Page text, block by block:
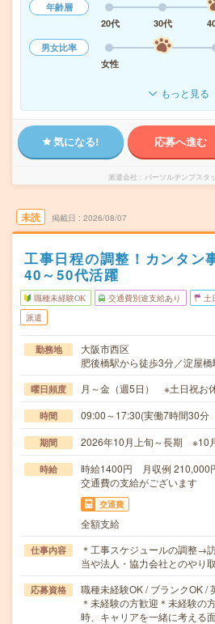
年齢層
20代
30代
男女比率
女性
もっと見る
気になる! 応募へ進む
派遣会社 パーソルテンプスタ
未読 掲載日 2026/08/07
工事日程の調整！カンタン
40～50代活躍
職種未経験OK 交通費別途支給あり 土
派遣
勤務地
大阪市西区
肥後橋駅から徒歩3分／淀屋
曜日頻度 月～金（週5日） ※土日祝お
時間 09:00～17:30(実働7時間30
期間 2026年10月上旬～長期 ※10
時給
時給1400円 月収例 210,000
交通費の支給がございます
交通費
全額支給
仕事内容
＊工事スケジュールの調整→
当や法人・協力会社とのやり
応募資格
職種未経験OK / ブランクOK /
＊未経験の方歓迎＊未経験の
時、キャリアを一緒に考える